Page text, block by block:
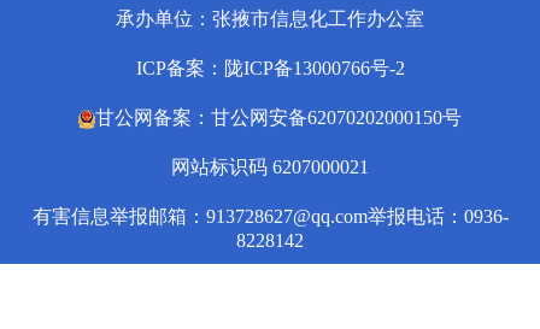
承办单位：张掖市信息化工作办公室
ICP备案：陇ICP备13000766号-2
甘公网备案：甘公网安备62070202000150号
网站标识码 6207000021
有害信息举报邮箱：913728627@qq.com举报电话：0936-
8228142